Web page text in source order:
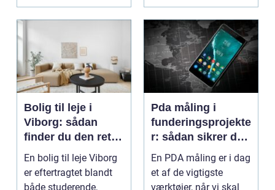
Bolig til leje i
Viborg: sådan
finder du den rette
lejlighed
En bolig til leje Viborg
er eftertragtet blandt
både studerende,
Pda måling i
funderingsprojekte
r: sådan sikrer du
dokumenteret
bæreevne
En PDA måling er i dag
et af de vigtigste
værktøjer, når vi skal